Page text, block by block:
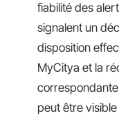
fiabilité des
signalent un
disposition
MyCitya et la
peut être